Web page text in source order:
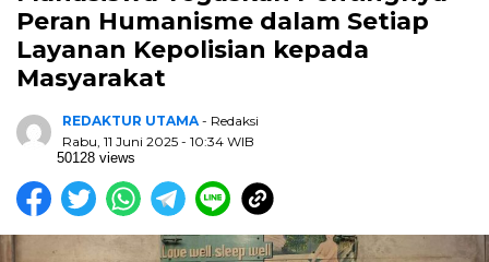
Peran Humanisme dalam Setiap
Layanan Kepolisian kepada
Masyarakat
REDAKTUR UTAMA - Redaksi
Rabu, 11 Juni 2025 - 10:34 WIB
50128 views